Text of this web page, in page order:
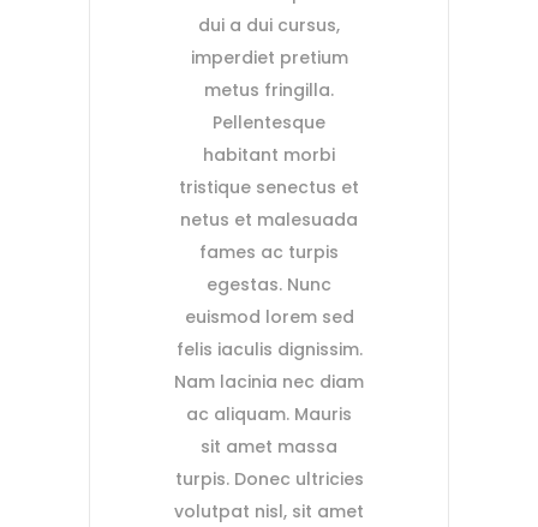
dui a dui cursus,
imperdiet pretium
metus fringilla.
Pellentesque
habitant morbi
tristique senectus et
netus et malesuada
fames ac turpis
egestas. Nunc
euismod lorem sed
felis iaculis dignissim.
Nam lacinia nec diam
ac aliquam. Mauris
sit amet massa
turpis. Donec ultricies
volutpat nisl, sit amet